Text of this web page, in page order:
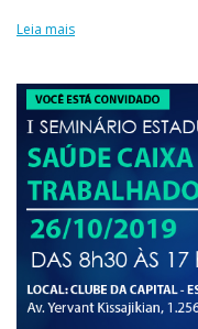
Leia mais